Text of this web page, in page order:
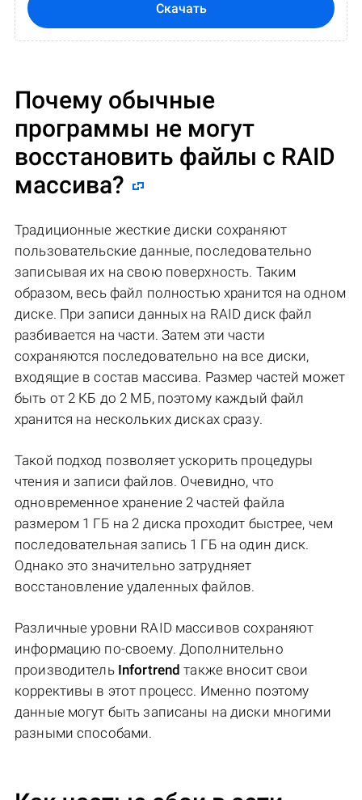
Скачать
Почему обычные
программы не могут
восстановить файлы с RAID
массива?
Традиционные жесткие диски сохраняют
пользовательские данные, последовательно
записывая их на свою поверхность. Таким
образом, весь файл полностью хранится на одном
диске. При записи данных на RAID диск файл
разбивается на части. Затем эти части
сохраняются последовательно на все диски,
входящие в состав массива. Размер частей может
быть от 2 КБ до 2 МБ, поэтому каждый файл
хранится на нескольких дисках сразу.
Такой подход позволяет ускорить процедуры
чтения и записи файлов. Очевидно, что
одновременное хранение 2 частей файла
размером 1 ГБ на 2 диска проходит быстрее, чем
последовательная запись 1 ГБ на один диск.
Однако это значительно затрудняет
восстановление удаленных файлов.
Различные уровни RAID массивов сохраняют
информацию по-своему. Дополнительно
производитель Infortrend также вносит свои
коррективы в этот процесс. Именно поэтому
данные могут быть записаны на диски многими
разными способами.